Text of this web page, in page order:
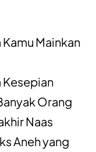
Mainkan
Kesepian
Orang
Naas
Aneh yang